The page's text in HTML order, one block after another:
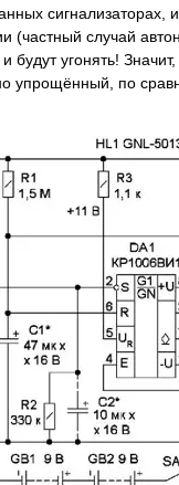
(частный случай
будут угонять!
упрощённый, по